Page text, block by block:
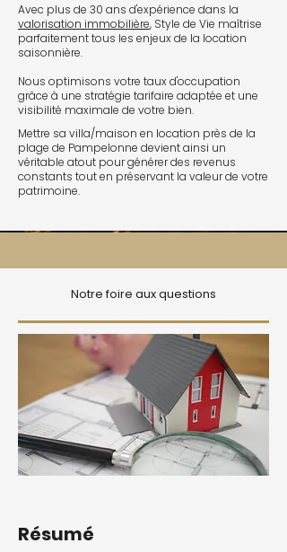
Avec plus de 30 ans d'expérience dans la
valorisation immobilière, Style de Vie maîtrise
parfaitement tous les enjeux de la location
saisonnière.
Nous optimisons votre taux d'occupation
grâce à une stratégie tarifaire adaptée et une
visibilité maximale de votre bien.
Mettre sa villa/maison en location près de la
plage de Pampelonne devient ainsi un
véritable atout pour générer des revenus
constants tout en préservant la valeur de votre
patrimoine.
Notre foire aux questions
Résumé